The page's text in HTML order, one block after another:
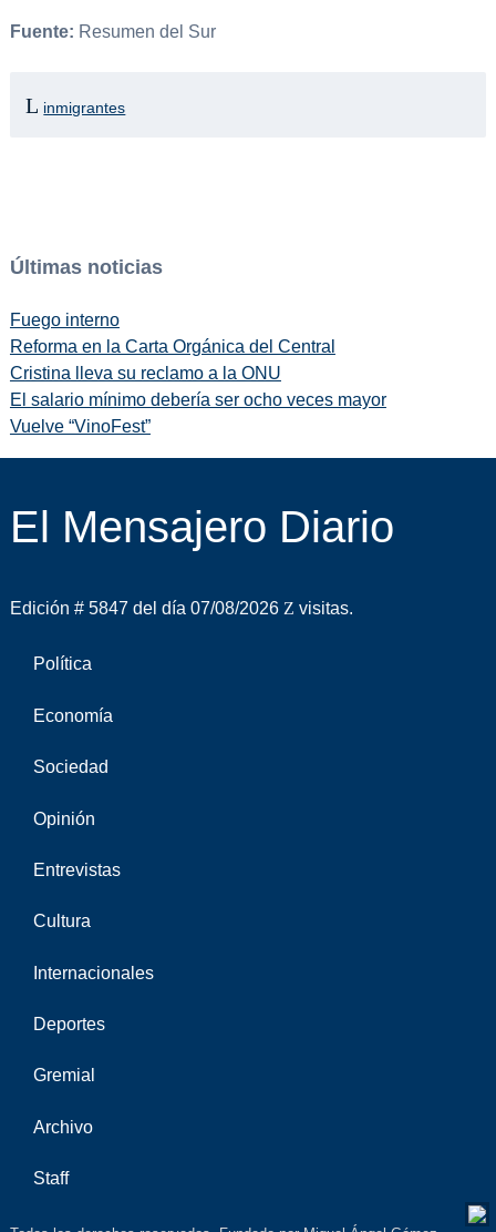
Fuente: Resumen del Sur
inmigrantes
Últimas noticias
Fuego interno
Reforma en la Carta Orgánica del Central
Cristina lleva su reclamo a la ONU
El salario mínimo debería ser ocho veces mayor
Vuelve “VinoFest”
El Mensajero Diario
Edición # 5847 del día 07/08/2026 visitas.
Política
Economía
Sociedad
Opinión
Entrevistas
Cultura
Internacionales
Deportes
Gremial
Archivo
Staff